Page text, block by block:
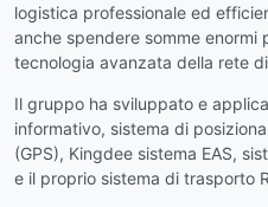
logistica professionale ed
anche spendere somme
tecnologia avanzata della rete
Il gruppo ha sviluppato e
informativo, sistema di
(GPS), Kingdee sistema EAS,
e il proprio sistema di trasporto